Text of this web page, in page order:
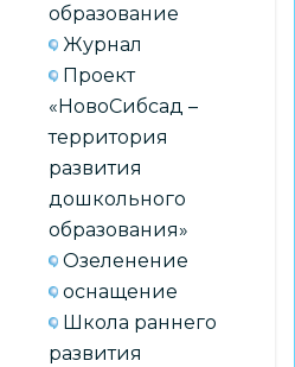
образование
Журнал
Проект
«НовоСибсад –
территория
развития
дошкольного
образования»
Озеленение
оснащение
Школа раннего
развития